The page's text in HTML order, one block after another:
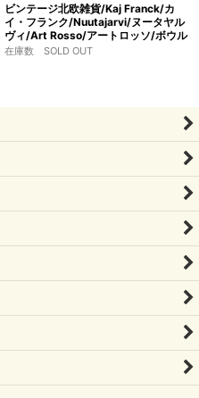
ビンテージ北欧雑貨/Kaj Franck/カ
イ・フランク/Nuutajarvi/ヌータヤル
ヴィ/Art Rosso/アートロッソ/ボウル
在庫数 SOLD OUT